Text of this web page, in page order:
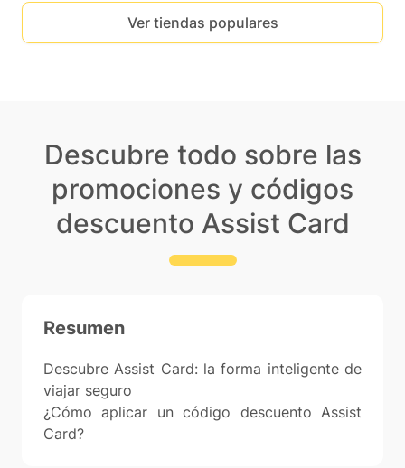
Ver tiendas populares
Descubre todo sobre las
promociones y códigos
descuento Assist Card
Resumen
Descubre Assist Card: la forma inteligente de
viajar seguro
¿Cómo aplicar un código descuento Assist
Card?